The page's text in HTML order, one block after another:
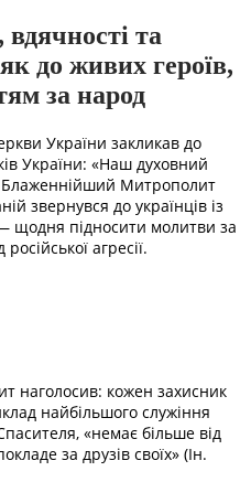
та
до живих героїв,
за народ
України закликав до
України: «Наш духовний
Митрополит
звернувся до українців із
щодня підносити молитви за
агресії.
наголосив: кожен захисник
найбільшого служіння
«немає більше від
за друзів своїх» (Ін.